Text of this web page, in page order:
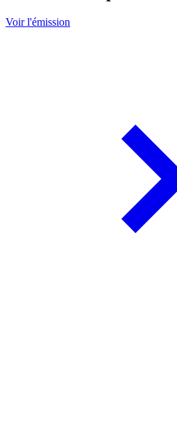
Voir l'émission